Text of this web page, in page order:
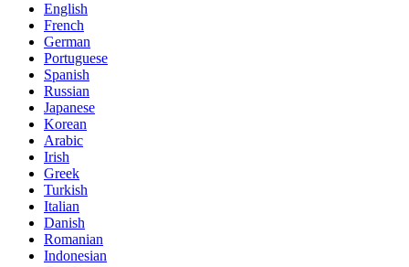
English
French
German
Portuguese
Spanish
Russian
Japanese
Korean
Arabic
Irish
Greek
Turkish
Italian
Danish
Romanian
Indonesian